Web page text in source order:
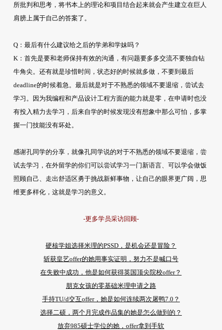
所批判和思考，将书本上的理论和项目结合起来就会产生建立在巨人
肩膀上属于自己的答案了。
Q：最后有什么建议给之后的学弟和学妹吗？
K：首先是要和老师保持有效的沟通，有问题要多多交流不要独自钻
牛角尖。还有就是珍惜时间，状态好的时候就多做，不要到最后
deadline的时候着急。最后就是对于不熟悉的领域不要退缩，尝试去
学习。因为我编程和产品设计工程方面的能力就是零，在申请时也没
有投入精力去学习，后来自学的时候发现没有想象中那么可怕，多掌
握一门技能没有坏处。
感谢孔同学的分享，就像孔同学说的对于不熟悉的领域不要退缩，尝
试去学习，在外留学的你们可以尝试学习一门新语言、可以学会做饭
照顾自己、走出舒适区勇于挑战新鲜事物，让自己的眼界更广阔，思
维更多样化，这就是学习的意义。
-更多学员采访回顾-
硬核学姐选择米理的PSSD，是机会还是冒险？
斩获皇艺offer的她用事实证明，努力不是喊口号
在失败中成功，他是如何获得英国顶尖院校offer？
朋克女孩的零基础米理申请之路
手持TU/d交互offer，她是如何连续两次屠鸭7.0？
选择二硕，两个月完成作品集的她是怎么做到的？
放弃985硕士学位的她，offer拿到手软